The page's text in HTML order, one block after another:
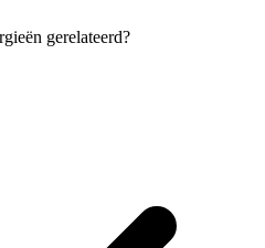
gerelateerd?